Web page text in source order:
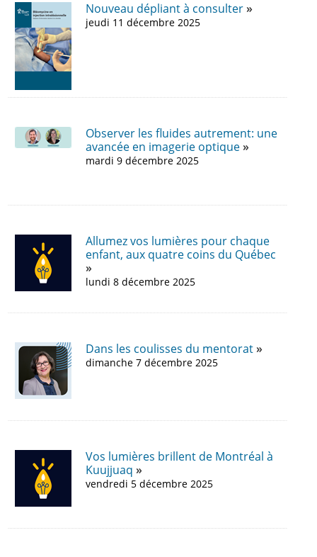
Nouveau dépliant à consulter
jeudi 11 décembre 2025
Observer les fluides autrement: une
avancée en imagerie optique
mardi 9 décembre 2025
Allumez vos lumières pour chaque
enfant, aux quatre coins du Québec
lundi 8 décembre 2025
Dans les coulisses du mentorat
dimanche 7 décembre 2025
Vos lumières brillent de Montréal à
Kuujjuaq
vendredi 5 décembre 2025